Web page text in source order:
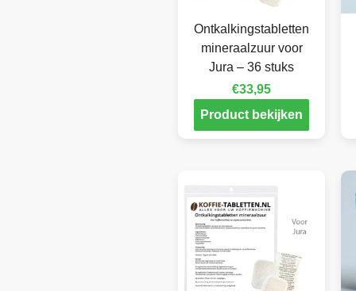
Ontkalkingstabletten
mineraalzuur voor
Jura – 36 stuks
€33,95
Product bekijken